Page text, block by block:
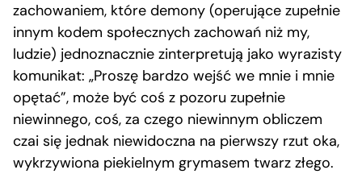
zachowaniem, które demony (operujące zupełnie
innym kodem społecznych zachowań niż my,
ludzie) jednoznacznie zinterpretują jako wyrazisty
komunikat: „Proszę bardzo wejść we mnie i mnie
opętać”, może być coś z pozoru zupełnie
niewinnego, coś, za czego niewinnym obliczem
czai się jednak niewidoczna na pierwszy rzut oka,
wykrzywiona piekielnym grymasem twarz złego.